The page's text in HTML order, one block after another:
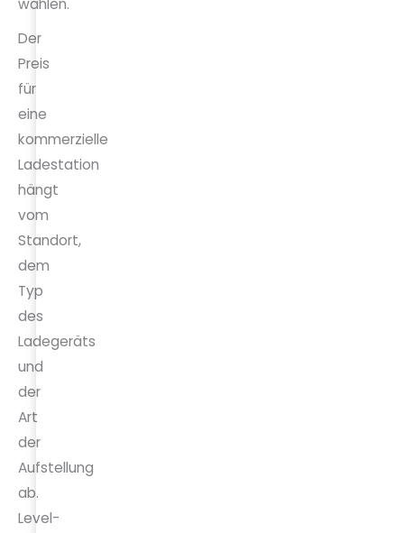
wählen.
Der
Preis
für
eine
kommerzielle
Ladestation
hängt
vom
Standort,
dem
Typ
des
Ladegeräts
und
der
Art
der
Aufstellung
ab.
Level-